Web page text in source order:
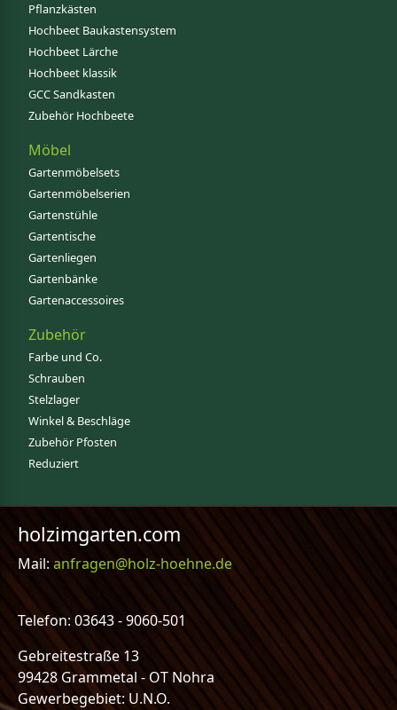
Pflanzkästen
Hochbeet Baukastensystem
Hochbeet Lärche
Hochbeet klassik
GCC Sandkasten
Zubehör Hochbeete
Möbel
Gartenmöbelsets
Gartenmöbelserien
Gartenstühle
Gartentische
Gartenliegen
Gartenbänke
Gartenaccessoires
Zubehör
Farbe und Co.
Schrauben
Stelzlager
Winkel & Beschläge
Zubehör Pfosten
Reduziert
holzimgarten.com
Mail:anfragen@holz-hoehne.de
Telefon: 03643 - 9060-501
Gebreitestraße 13
99428 Grammetal - OT Nohra
Gewerbegebiet: U.N.O.